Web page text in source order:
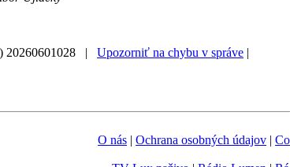
20260601028 | Upozorniť na chybu v správe |
O nás | Ochrana osobných údajov |